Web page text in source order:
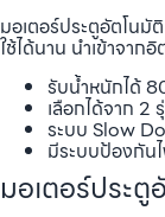
มอเตอร์ประตูอัตโนมั
ใช้ได้นาน นำเข้าจา
รับน้ำหนักได้
เลือกได้จาก 2
ระบบ Slow
มีระบบป้องกัน
มอเตอร์ประ